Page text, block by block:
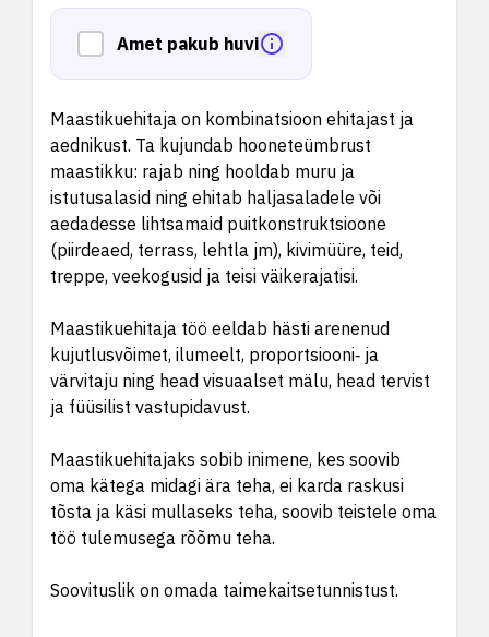
Amet pakub huvi
Maastikuehitaja on kombinatsioon ehitajast ja
aednikust. Ta kujundab hooneteümbrust
maastikku: rajab ning hooldab muru ja
istutusalasid ning ehitab haljasaladele või
aedadesse lihtsamaid puitkonstruktsioone
(piirdeaed, terrass, lehtla jm), kivimüüre, teid,
treppe, veekogusid ja teisi väikerajatisi.
Maastikuehitaja töö eeldab hästi arenenud
kujutlusvõimet, ilumeelt, proportsiooni‑ ja
värvitaju ning head visuaalset mälu, head tervist
ja füüsilist vastupidavust.
Maastikuehitajaks sobib inimene, kes soovib
oma kätega midagi ära teha, ei karda raskusi
tõsta ja käsi mullaseks teha, soovib teistele oma
töö tulemusega rõõmu teha.
Soovituslik on omada taimekaitsetunnistust.